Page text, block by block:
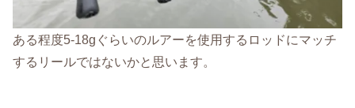
ある程度5-18gぐらいのルアーを使用するロッドにマッチ
するリールではないかと思います。